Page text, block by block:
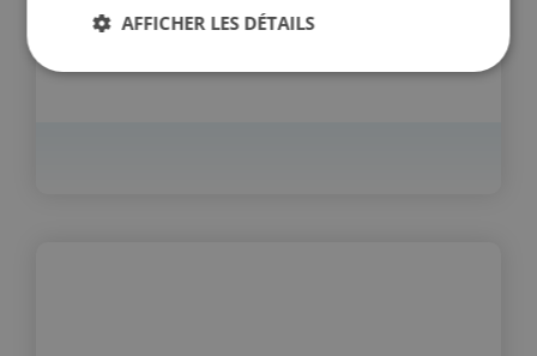
AFFICHER LES DÉTAILS